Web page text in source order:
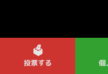
🗳️
投票する 個